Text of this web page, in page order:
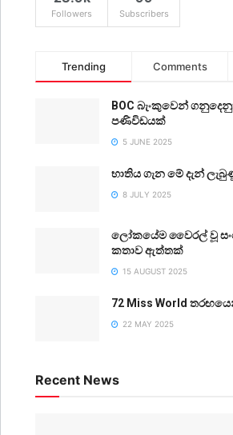
Followers Subscribers
Trending Comments
BOC බැංකුවෙන්
පණිවිඩයක්
5 JUNE 2025
භාතිය ගැන මේ දැන්
8 JULY 2025
ලෝකයේම වෛරල් වූ
කතාව ඇත්තක්
15 AUGUST 2025
72 Miss World
22 MAY 2025
Recent News